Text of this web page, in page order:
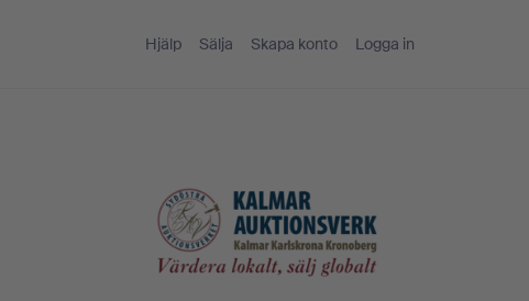
Hjälp Sälja Skapa konto Logga in